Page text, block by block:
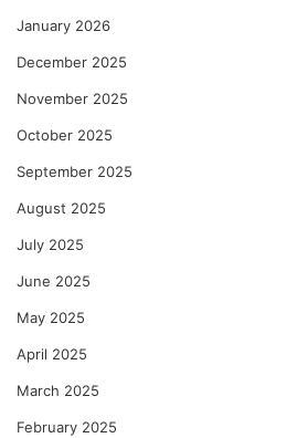
January 2026
December 2025
November 2025
October 2025
September 2025
August 2025
July 2025
June 2025
May 2025
April 2025
March 2025
February 2025